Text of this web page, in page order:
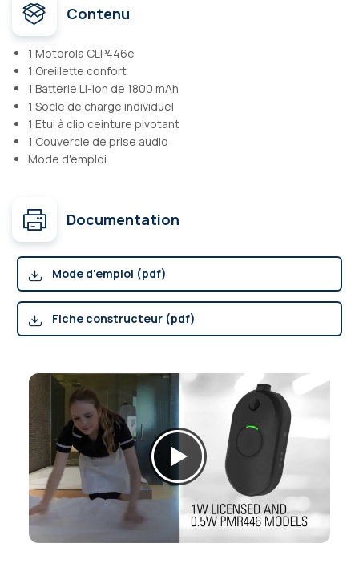
Contenu
1 Motorola CLP446e
1 Oreillette confort
1 Batterie Li-Ion de 1800 mAh
1 Socle de charge individuel
1 Etui à clip ceinture pivotant
1 Couvercle de prise audio
Mode d'emploi
Documentation
Mode d'emploi (pdf)
Fiche constructeur (pdf)